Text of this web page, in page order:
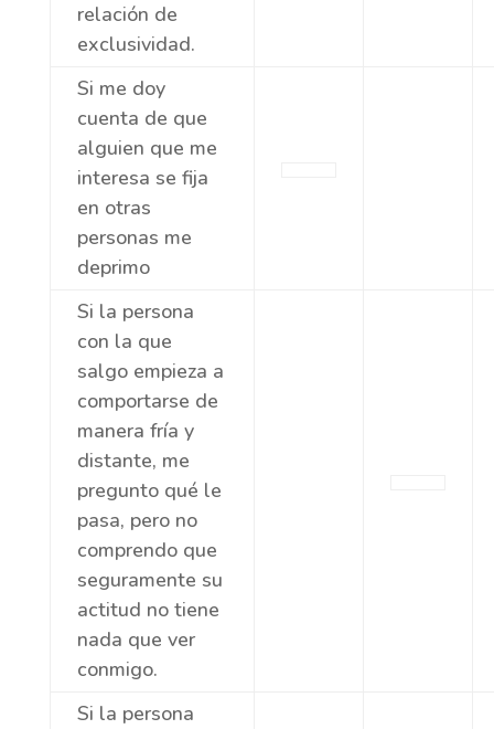
relación de
exclusividad.
Si me doy
cuenta de que
alguien que me
interesa se fija
en otras
personas me
deprimo
Si la persona
con la que
salgo empieza a
comportarse de
manera fría y
distante, me
pregunto qué le
pasa, pero no
comprendo que
seguramente su
actitud no tiene
nada que ver
conmigo.
Si la persona